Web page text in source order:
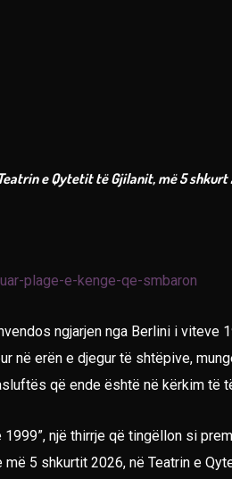
e Qytetit të Gjilanit, më 5
plage-e-kenge-qe-smbaron
ngjarjen nga Berlini i
në erën e djegur të shtëpive,
që ende është në kërkim të
një thirrje që tingëllon si
5 shkurtit 2026, në Teatrin e